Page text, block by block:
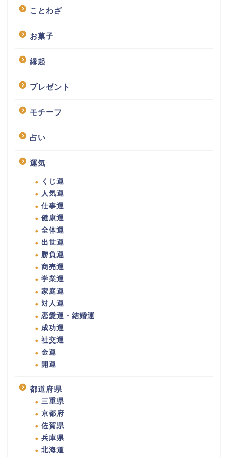
ことわざ
お菓子
縁起
プレゼント
モチーフ
占い
運気
くじ運
人気運
仕事運
健康運
全体運
出世運
勝負運
商売運
学業運
家庭運
対人運
恋愛運・結婚運
成功運
社交運
金運
開運
都道府県
三重県
京都府
佐賀県
兵庫県
北海道